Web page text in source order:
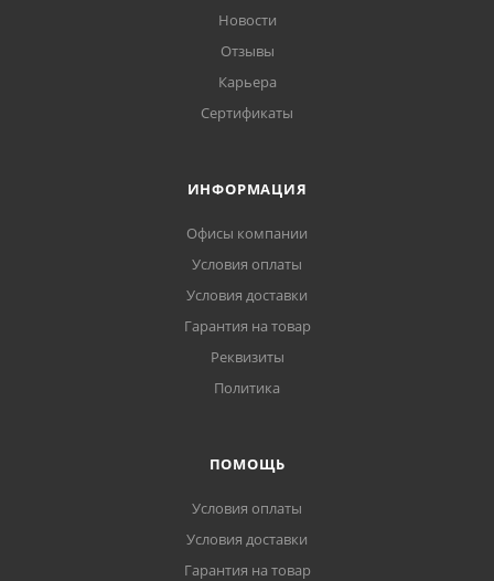
Новости
Отзывы
Карьера
Сертификаты
ИНФОРМАЦИЯ
Офисы компании
Условия оплаты
Условия доставки
Гарантия на товар
Реквизиты
Политика
ПОМОЩЬ
Условия оплаты
Условия доставки
Гарантия на товар